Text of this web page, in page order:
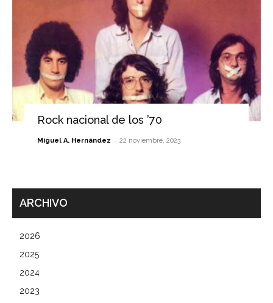
Rock nacional de los ’70
Miguel A. Hernández - 22 noviembre, 2023
ARCHIVO
2026
2025
2024
2023